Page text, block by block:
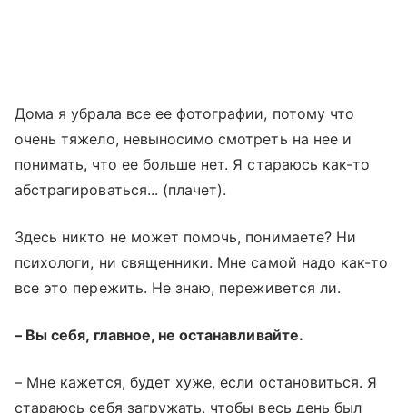
Дома я убрала все ее фотографии, потому что
очень тяжело, невыносимо смотреть на нее и
понимать, что ее больше нет. Я стараюсь как-то
абстрагироваться... (плачет).
Здесь никто не может помочь, понимаете? Ни
психологи, ни священники. Мне самой надо как-то
все это пережить. Не знаю, переживется ли.
– Вы себя, главное, не останавливайте.
– Мне кажется, будет хуже, если остановиться. Я
стараюсь себя загружать, чтобы весь день был